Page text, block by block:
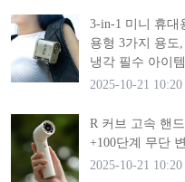
3-in-1 미니 휴대
용형 3가지 용도
냉각 필수 아이템
2025-10-21 10:20
R 커브 고속 핸
+100단계 무단
2025-10-21 10:20